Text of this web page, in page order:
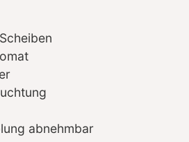
abnehmbar